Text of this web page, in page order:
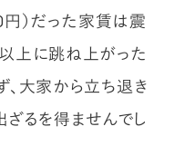
）だった家賃は震
上に跳ね上がった
、大家から立ち退き
るを得ませんでし